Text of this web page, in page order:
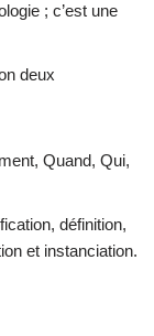
; c’est une
deux
Quand, Qui,
définition,
et instanciation.